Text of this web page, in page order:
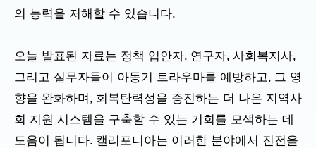
의 능력을 저해할 수 있습니다.
오늘 발표된 자료는 정책 입안자, 연구자, 사회복지사,
그리고 실무자들이 아동기 트라우마를 예방하고, 그 영
향을 완화하며, 회복탄력성을 증진하는 더 나은 지역사
회 지원 시스템을 구축할 수 있는 기회를 모색하는 데
도움이 됩니다. 캘리포니아는 이러한 분야에서 진전을